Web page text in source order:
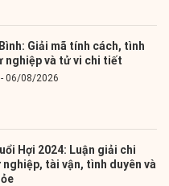
Giải mã tính cách, tình
nghiệp và tử vi chi tiết
06/08/2026
Hợi 2024: Luận giải chi
tài vận, tình duyên và